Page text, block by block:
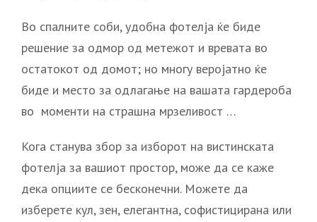
Во спалните соби, удобна фотелја ќе биде
решение за одмор од метежот и вревата во
остатокот од домот; но многу веројатно ќе
биде и место за одлагање на вашата гардероба
во моменти на страшна мрзеливост …
Кога станува збор за изборот на вистинската
фотелја за вашиот простор, може да се каже
дека опциите се бесконечни. Можете да
изберете кул, зен, елегантна, софистицирана или